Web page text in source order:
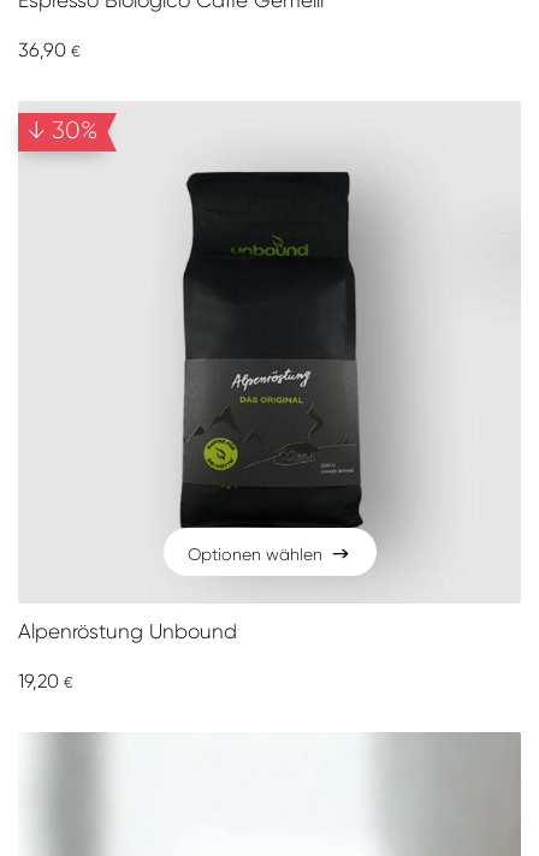
36,90 €
↓ 30%
Optionen wählen
Optionen wählen
Alpenröstung Unbound
19,20 €